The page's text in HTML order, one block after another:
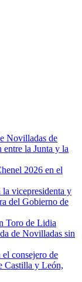
Novilladas de
la Junta y la
2026 en el
vicepresidenta y
del Gobierno de
Toro de Lidia
de Novilladas sin
consejero de
Castilla y León,